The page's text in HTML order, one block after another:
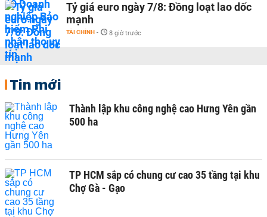
Tỷ giá euro ngày 7/8: Đồng loạt lao dốc
mạnh
TÀI CHÍNH - 8 giờ trước
Tin mới
Thành lập khu công nghệ cao Hưng Yên gần
500 ha
TP HCM sắp có chung cư cao 35 tầng tại khu
Chợ Gà - Gạo